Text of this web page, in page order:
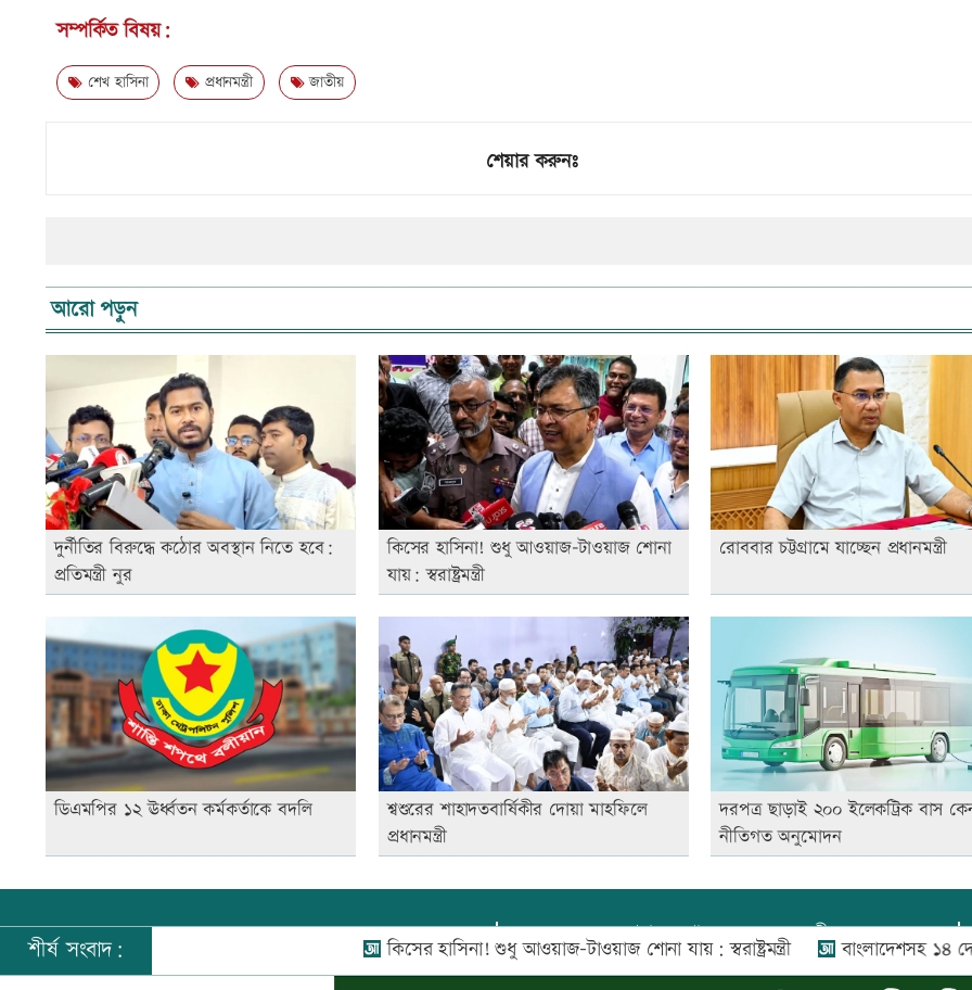
সম্পর্কিত বিষয়:
শেখ হাসিনা প্রধানমন্ত্রী জাতীয়
শেয়ার করুনঃ
আরো পড়ুন
দুর্নীতির বিরুদ্ধে কঠোর অবস্থান নিতে হবে:
প্রতিমন্ত্রী নুর
কিসের হাসিনা! শুধু আওয়াজ-টাওয়াজ শোনা
যায়: স্বরাষ্ট্রমন্ত্রী
রোববার চট্টগ্রামে যাচ্ছেন প্রধানমন্ত্রী
ডিএমপির ১২ ঊর্ধ্বতন কর্মকর্তাকে বদলি
শ্বশুরের শাহাদতবার্ষিকীর দোয়া মাহফিলে
প্রধানমন্ত্রী
দরপত্র ছাড়াই ২০০ ইলেকট্রিক বাস
নীতিগত অনুমোদন
প্রধান সম্পাদক:আফজাল বারী
প্রোমিতা আফরিন কর্তৃক সম্পাদিত ও প্রকাশিত
শীর্ষ সংবাদ: কিসের হাসিনা! শুধু আওয়াজ-টাওয়াজ শোনা যায়: স্বরাষ্ট্রমন্ত্রী বাংলাদেশসহ ১৪ দেশের